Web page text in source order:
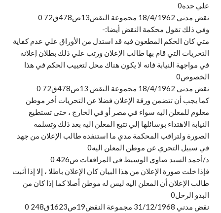
علي حده0
نقض مدني 18/4/1962 مجموعة النقض13ص478ق72 0
وفي ذلك تقول محكمة النقض أيضا:-
متي كان الحكم المطعون فيه قد استدل من الأوراق علي عدم كفاية
التحريات التي قام بها طالب الإعلان ورتب علي ذلك بطلان إعلانه
في مواجهة النيابة فانه لا يكون هناك محل لتعييب الحكم في هذا
الخصوص0
نقض مدني 18/4/1962 مجموعة النقض 13ص478ق72 0
كما يجب أن تتضمن ورقة الإعلان فضلا عن التحريات أخر موطن
معلوم للمعلن اليه سواء في مصر أو في الخارج ، حتى تستطيع
النيابة الاهتداء بوسائلها إلي تتبع المعلن اليه بعد ذلك وتسلمه
الصورة ولتراقب المحكمة مدي ما استنفده طالب الإعلان من جهد
في سبيل التحري عن موطن المعلن اليه0
د/أحمد السيد صاوي الوسيط في المرافعات ص426 0
فإذا خلت صورة الإعلان من هذا البيان كان الإعلان باطلا ، إلا إذا أثبت
طالب الإعلان أن المعلن اليه ليس له موطن أصلا كما إذا كان من
البدو الرحل0
نقض مدني 31/12/1968 مجموعة النقض19ص1623ق248 0